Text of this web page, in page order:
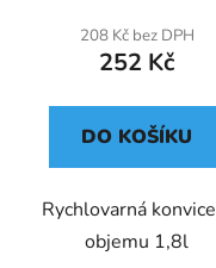
208 Kč bez DPH
252 Kč
DO KOŠÍKU
Rychlovarná
objemu 1,8l